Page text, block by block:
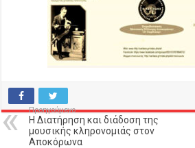
Προηγούμενο
Η Διατήρηση και διάδοση της
μουσικής κληρονομιάς στον
Αποκόρωνα